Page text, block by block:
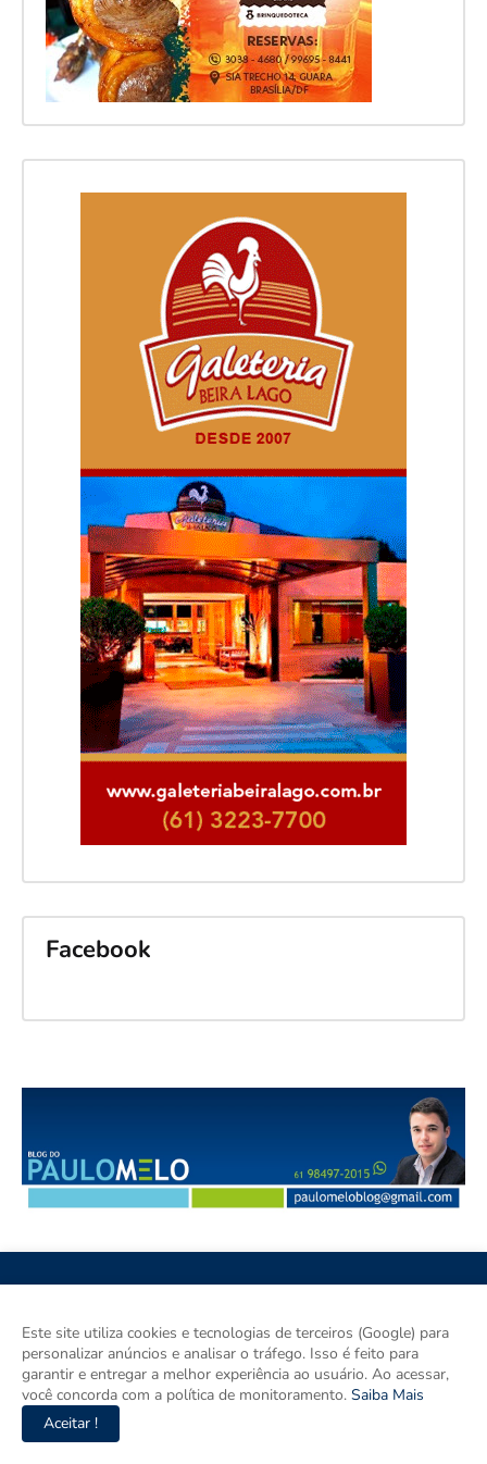
Facebook
Esse Blog é um espaço para discutir Brasília, Região
Metropolitana, Goiás e Brasil. Aqui tem notícia de verdade com
imparcialidade. Os principais temas são política, cidades e
empreendedorismo. DRT 0010556/DF.
Este site utiliza cookies e tecnologias de terceiros (Google) para
personalizar anúncios e analisar o tráfego. Isso é feito para
garantir e entregar a melhor experiência ao usuário. Ao acessar,
você concorda com a política de monitoramento. Saiba Mais
Aceitar !